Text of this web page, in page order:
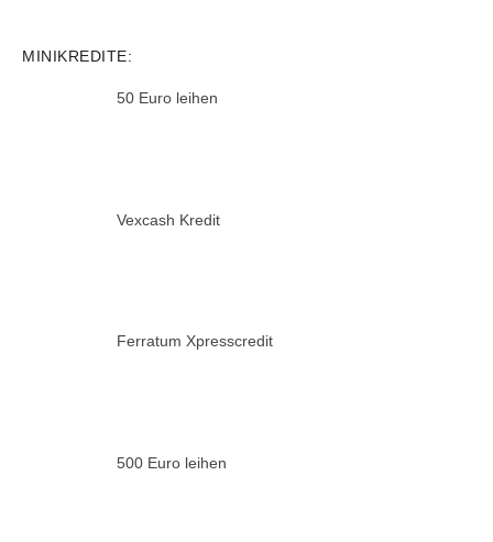
MINIKREDITE:
50 Euro leihen
Vexcash Kredit
Ferratum Xpresscredit
500 Euro leihen